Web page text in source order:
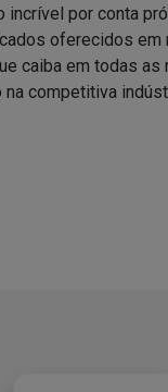
incrível por conta
oferecidos em
caiba em todas as
competitiva